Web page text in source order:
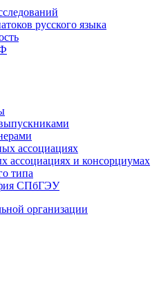
русского языка
ассоциациях
ассоциациях и консорциумах
типа
СПбГЭУ
организации